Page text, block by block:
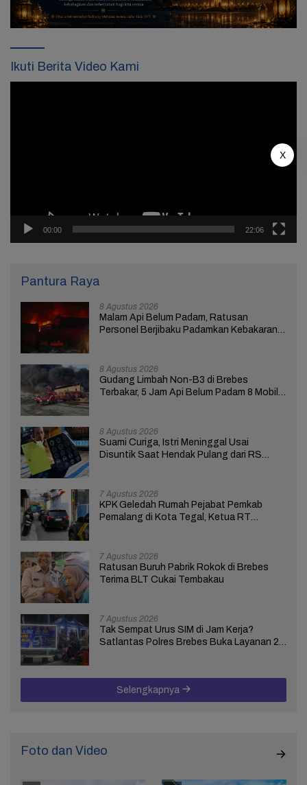
Ikuti Berita Video Kami
00:00 22:06
Pantura Raya
8 Agustus 2026
Malam Api Belum Padam, Ratusan
Personel Berjibaku Padamkan Kebakaran
8 Agustus 2026
Gudang Limbah Non-B3 di Brebes
Terbakar, 5 Jam Api Belum Padam 8 Mobil
8 Agustus 2026
Suami Curiga, Istri Meninggal Usai
Disuntik Saat Hendak Pulang dari RS
7 Agustus 2026
KPK Geledah Rumah Pejabat Pemkab
Pemalang di Kota Tegal, Ketua RT
7 Agustus 2026
Ratusan Buruh Pabrik Rokok di Brebes
Terima BLT Cukai Tembakau
7 Agustus 2026
Tak Sempat Urus SIM di Jam Kerja?
Satlantas Polres Brebes Buka Layanan 24
Selengkapnya
Foto dan Video
X